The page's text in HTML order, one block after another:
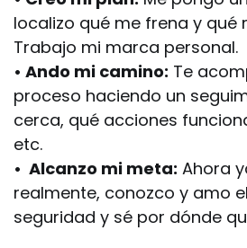
localizo qué me frena y qué
Trabajo mi marca ​personal.
• Ando mi camino: Te
proceso haciendo un
cerca, qué acciones
etc.
• Alcanzo mi meta: Ahora
realmente, conozco y amo
seguridad y sé por dónde